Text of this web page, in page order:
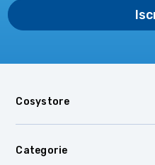
Cosystore
Categorie